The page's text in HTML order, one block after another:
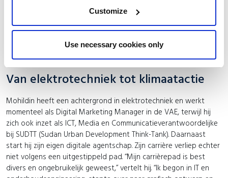
Customize
Use necessary cookies only
klimaatactie met een MBA? Mohildin Bushra, die in januari 2024
begon met de MSM Global Online MBA, weet daar als geen
reflecteert hij op zijn veelzijdige loopbaan en hoe de MBA zijn
toekomst vormgeeft.
Van elektrotechniek tot klimaatactie
Mohildin heeft een achtergrond in elektrotechniek en werkt
momenteel als Digital Marketing Manager in de VAE, terwijl hij
zich ook inzet als ICT, Media en Communicatieverantwoordelijke
bij SUDTT (Sudan Urban Development Think-Tank). Daarnaast
start hij zijn eigen digitale agentschap. Zijn carrière verliep echter
niet volgens een uitgestippeld pad. “Mijn carrièrepad is best
divers en ongebruikelijk geweest,” vertelt hij. “Ik begon in IT en